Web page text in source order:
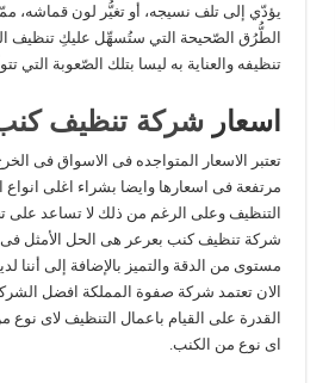
يؤدّي إلى تلف نسيجه، أو تغيُّر لون قماشه،
الطُّرُق الصّحيحة التي ستُسهِّل عليكِ تنظيف
تنظيفه والعناية به ليسا بتلك الصّعوبة التي
اسعارشركة تنظيف
تعتبر الاسعار المتواجده فى الاسواق فى
مرتفعة فى اسعارها وايضا بشراء اغلى
التنظيف وعلى الرغم من ذلك لا تساعد على
شركة تنظيف كنب بعرعر هى الحل الأمثل فى
مستوى من الدقة والتميز بالإضافة إلى
الان تعتمد شركة صفوة المملكة افضل
القدرة على القيام باعمال التنظيف لاى
اى نوع من الكنب.